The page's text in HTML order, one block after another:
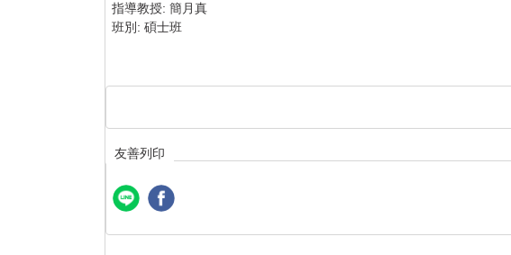
指導教授: 簡月真
班別: 碩士班
友善列印